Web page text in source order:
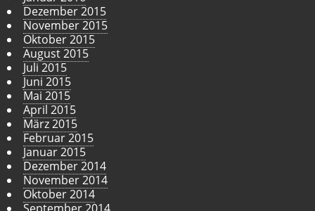
Dezember 2015
November 2015
Oktober 2015
August 2015
Juli 2015
Juni 2015
Mai 2015
April 2015
März 2015
Februar 2015
Januar 2015
Dezember 2014
November 2014
Oktober 2014